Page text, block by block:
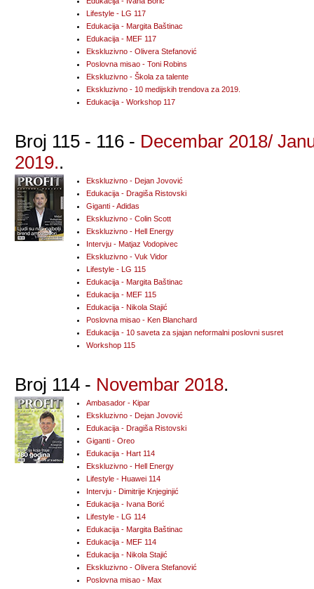
Lifestyle - LG 117
Edukacija - Margita Baštinac
Edukacija - MEF 117
Ekskluzivno - Olivera Stefanović
Poslovna misao - Toni Robins
Ekskluzivno - Škola za talente
Ekskluzivno - 10 medijskih trendova za 2019.
Edukacija - Workshop 117
Broj 115 - 116 - Decembar 2018/
2019..
Ekskluzivno - Dejan Jovović
Edukacija - Dragiša Ristovski
Giganti - Adidas
Ekskluzivno - Colin Scott
Ekskluzivno - Hell Energy
Intervju - Matjaz Vodopivec
Ekskluzivno - Vuk Vidor
Lifestyle - LG 115
Edukacija - Margita Baštinac
Edukacija - MEF 115
Edukacija - Nikola Stajić
Poslovna misao - Ken Blanchard
Edukacija - 10 saveta za sjajan neformalni poslovni susret
Workshop 115
Broj 114 - Novembar 2018.
Ambasador - Kipar
Ekskluzivno - Dejan Jovović
Edukacija - Dragiša Ristovski
Giganti - Oreo
Edukacija - Hart 114
Ekskluzivno - Hell Energy
Lifestyle - Huawei 114
Intervju - Dimitrije Knjeginjić
Edukacija - Ivana Borić
Lifestyle - LG 114
Edukacija - Margita Baštinac
Edukacija - MEF 114
Edukacija - Nikola Stajić
Ekskluzivno - Olivera Stefanović
Poslovna misao - Max